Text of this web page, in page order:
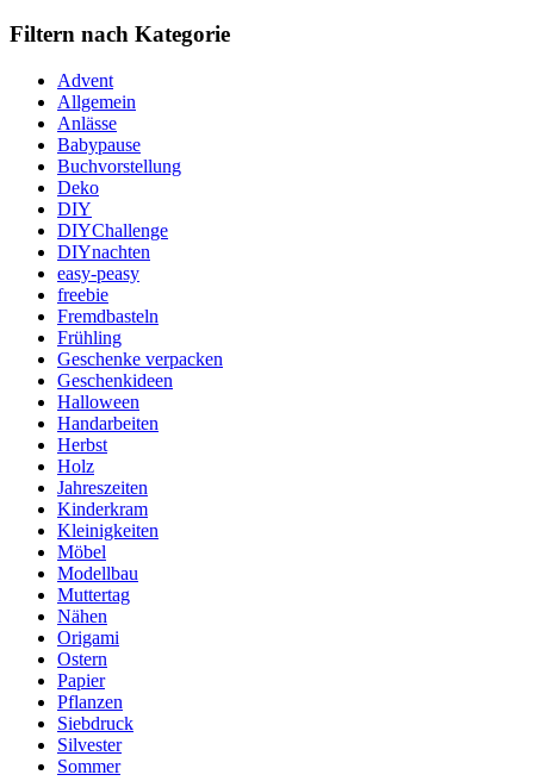
Filtern nach Kategorie
Advent
Allgemein
Anlässe
Babypause
Buchvorstellung
Deko
DIY
DIYChallenge
DIYnachten
easy-peasy
freebie
Fremdbasteln
Frühling
Geschenke verpacken
Geschenkideen
Halloween
Handarbeiten
Herbst
Holz
Jahreszeiten
Kinderkram
Kleinigkeiten
Möbel
Modellbau
Muttertag
Nähen
Origami
Ostern
Papier
Pflanzen
Siebdruck
Silvester
Sommer